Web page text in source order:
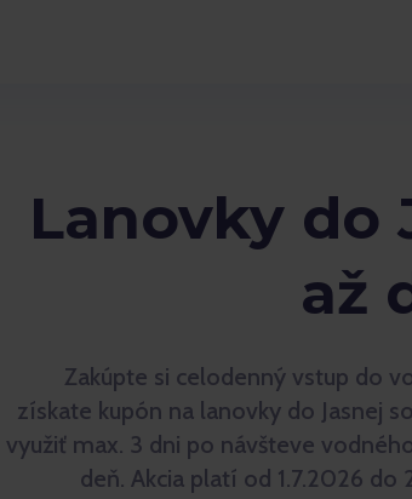
Lanovky do
až
Zakúpte si celodenný vstup do
získate kupón na lanovky do Jasnej
využiť max. 3 dni po návšteve
deň. Akcia platí od 1.7.2026